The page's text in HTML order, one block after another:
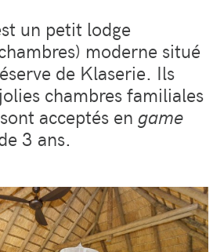
un petit lodge
moderne situé
de Klaserie. Ils
chambres familiales
acceptés en game
3 ans.